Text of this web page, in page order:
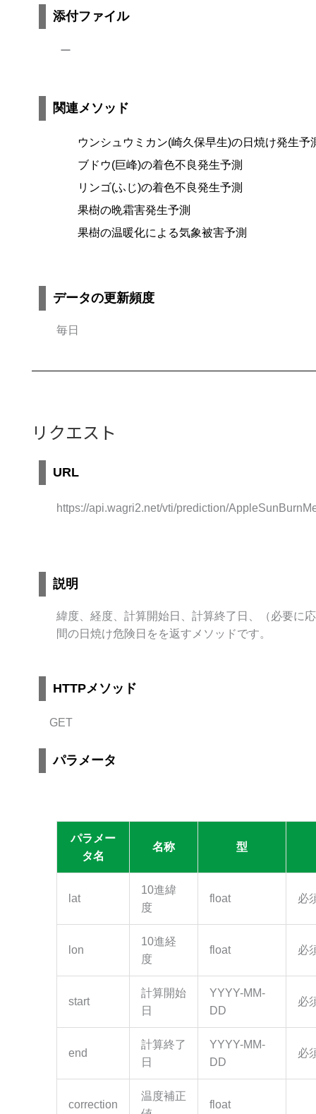
添付ファイル
ー
関連メソッド
ウンシュウミカン(崎久保早生)の日焼け発生予
ブドウ(巨峰)の着色不良発生予測
リンゴ(ふじ)の着色不良発生予測
果樹の晩霜害発生予測
果樹の温暖化による気象被害予測
データの更新頻度
毎日
リクエスト
URL
https://api.wagri2.net/vti/prediction/
説明
緯度、経度、計算開始日、計算終了日、（必要に
間の日焼け危険日をを返すメソッドです。
HTTPメソッド
GET
パラメータ
パラメー
タ名
名称 型
lat
10進緯
度
float 必
lon
10進経
度
float 必
start
計算開始
日
YYYY-MM-
DD
必
end
計算終了
日
YYYY-MM-
DD
必
correction
温度補正
float